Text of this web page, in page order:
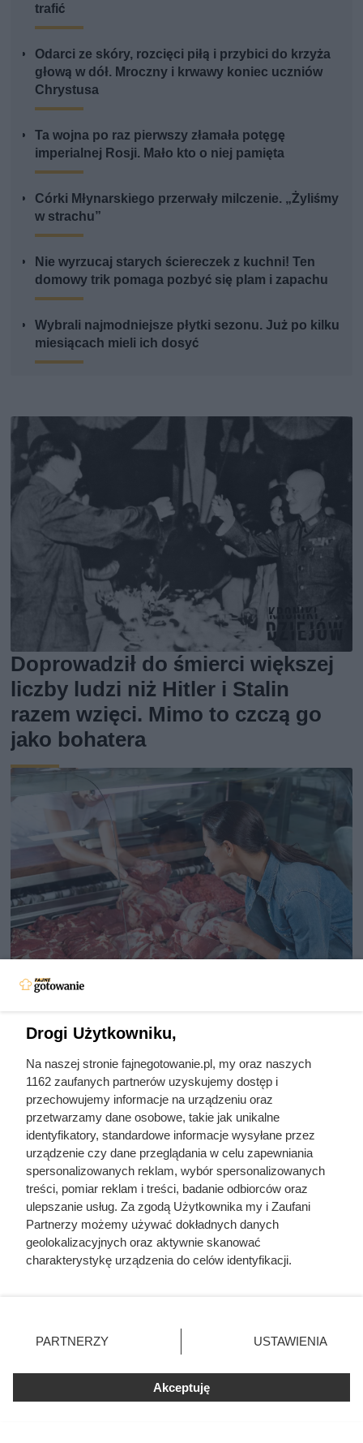
trafić
Odarci ze skóry, rozcięci piłą i przybici do krzyża
głową w dół. Mroczny i krwawy koniec uczniów
Chrystusa
Ta wojna po raz pierwszy złamała potęgę
imperialnej Rosji. Mało kto o niej pamięta
Córki Młynarskiego przerwały milczenie. „Żyliśmy
w strachu”
Nie wyrzucaj starych ściereczek z kuchni! Ten
domowy trik pomaga pozbyć się plam i zapachu
Wybrali najmodniejsze płytki sezonu. Już po kilku
miesiącach mieli ich dosyć
Doprowadził do śmierci większej
liczby ludzi niż Hitler i Stalin
razem wzięci. Mimo to czczą go
jako bohatera
pochodzenie mięsa z Dino. Klienci
zaskoczeni
Herodot pisał o tym z
przerażeniem. Każda kobieta
musiała zrobić to chociaż raz w
Drogi Użytkowniku,
Na naszej stronie fajnegotowanie.pl, my oraz naszych
1162 zaufanych partnerów uzyskujemy dostęp i
przechowujemy informacje na urządzeniu oraz
przetwarzamy dane osobowe, takie jak unikalne
identyfikatory, standardowe informacje wysyłane przez
urządzenie czy dane przeglądania w celu zapewniania
spersonalizowanych reklam, wybór spersonalizowanych
treści, pomiar reklam i treści, badanie odbiorców oraz
ulepszanie usług. Za zgodą Użytkownika my i Zaufani
Partnerzy możemy używać dokładnych danych
geolokalizacyjnych oraz aktywnie skanować
charakterystykę urządzenia do celów identyfikacji.
zmienić/wycofać klikając przycisk ustawień prywatności
znajdujący się w lewym dolnym rogu strony
rodzaje przetwarzania danych nie wymagają zgody
użytkownika, ale masz prawo sprzeciwić się takiemu
przetwarzaniu. Preferencje będą miały zastosowania tylko
PARTNERZY USTAWIENIA
Akceptuję